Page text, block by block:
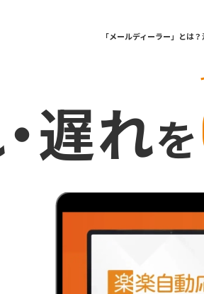
「メールディーラー」とは？
遅れを